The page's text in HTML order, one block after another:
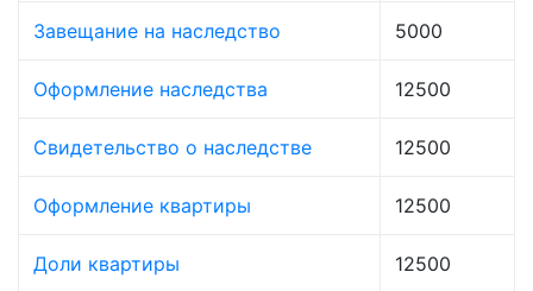
Завещание на наследство 5000
Оформление наследства 12500
Свидетельство о наследстве 12500
Оформление квартиры 12500
Доли квартиры 12500